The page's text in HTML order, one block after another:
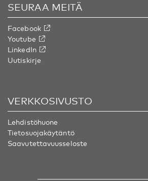
SEURAA MEITÄ
Facebook
Youtube
LinkedIn
Uutiskirje
VERKKOSIVUSTO
Lehdistöhuone
Tietosuojakäytäntö
Saavutettavuusseloste